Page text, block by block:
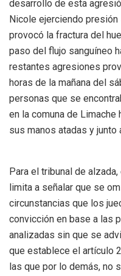
desarrollo de esta
Nicole ejerciendo
provocó la fractura del
paso del flujo sanguíneo
restantes agresiones
horas de la mañana del
personas que se
en la comuna de
sus manos atadas y junto
Para el tribunal de
limita a señalar que se
circunstancias que los
convicción en base a las
analizadas sin que se
que establece el artículo
las que por lo demás, no